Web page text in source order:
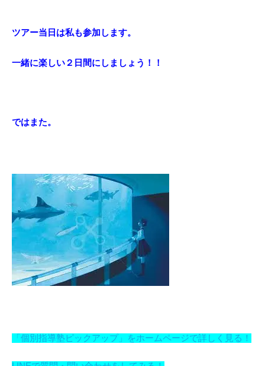
ツアー当日は私も参加します。
一緒に楽しい２日間にしましょう！！
ではまた。
「個別指導塾ピックアップ」をホームページで詳しく見る！